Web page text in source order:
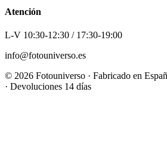
Atención
L-V 10:30-12:30 / 17:30-19:00
info@fotouniverso.es
© 2026 Fotouniverso · Fabricado en
· Devoluciones 14 días